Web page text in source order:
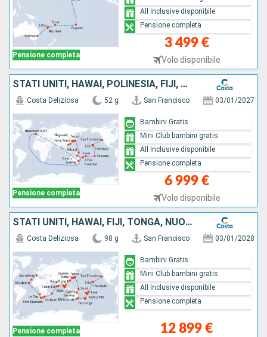
Pensione completa
3 499 €
Volo disponibile
All Inclusive disponibile
Pensione completa
STATI UNITI, HAWAI, POLINESIA, FIJI, AUSTRALIA, GIAPPONE, SUD KOREA, TAIWAN, CINA
Pensione completa
Costa Deliziosa 52 g San Francisco 03/01/2027
6 999 €
Volo disponibile
Bambini Gratis
Mini Club bambini gratis
All Inclusive disponibile
Pensione completa
STATI UNITI, HAWAI, FIJI, TONGA, NUOVA ZELANDA, AUSTRALIA, GIAPPONE, SUD KOREA, TAIWAN, CINA, SINGAPORE, MALESIA, THAILANDIA, SRI LANKA, SUD AFRICA
Pensione completa
Costa Deliziosa 98 g San Francisco 03/01/2028
12 899 €
Bambini Gratis
Mini Club bambini gratis
All Inclusive disponibile
Pensione completa